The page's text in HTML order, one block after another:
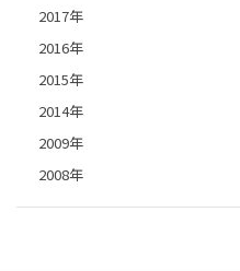
2017年
2016年
2015年
2014年
2009年
2008年